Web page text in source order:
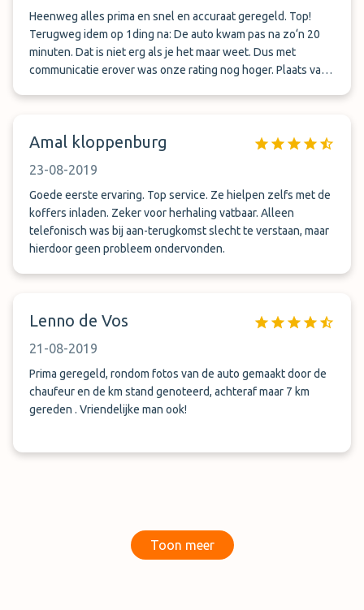
Heenweg alles prima en snel en accuraat geregeld. Top!
Terugweg idem op 1ding na: De auto kwam pas na zo‘n 20
minuten. Dat is niet erg als je het maar weet. Dus met
communicatie erover was onze rating nog hoger. Plaats van
Amal kloppenburg
23-08-2019
Goede eerste ervaring. Top service. Ze hielpen zelfs met de
koffers inladen. Zeker voor herhaling vatbaar. Alleen
telefonisch was bij aan-terugkomst slecht te verstaan, maar
hierdoor geen probleem ondervonden.
Lenno de Vos
21-08-2019
Prima geregeld, rondom fotos van de auto gemaakt door de
chaufeur en de km stand genoteerd, achteraf maar 7 km
gereden . Vriendelijke man ook!
Toon meer